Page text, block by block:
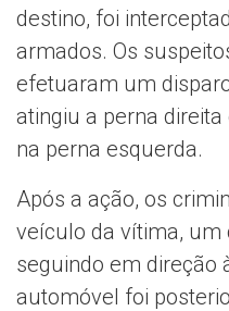
destino, foi
armados. Os
efetuaram um
atingiu a perna
na perna esquerda.
Após a ação, os
veículo da vítima, um
seguindo em direção
automóvel foi